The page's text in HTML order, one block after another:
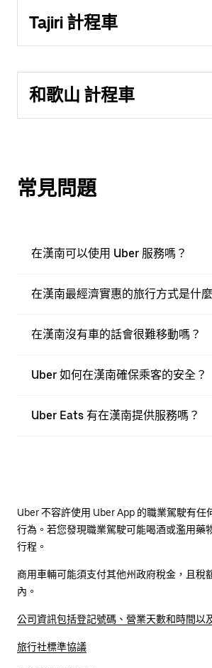
Tajiri 計程車
和歌山 計程車
常見問題
在漢南可以使用 Uber 服務嗎？
在漢南最經濟實惠的旅行方式是什
在漢南沒有車的話會很難移動嗎？
Uber 如何在漢南確保乘客的安全？
Uber Eats 有在漢南提供服務嗎？
Uber 不容許使用 Uber App 的職業駕駛有任
行為。若您發現職業駕駛可能喝酒或濫用藥
行程。
商用車輛可能須支付其他州政府稅金，且稅
內。
公司資訊包括登記號碼、營業天數和時間以
旅行社標準協議